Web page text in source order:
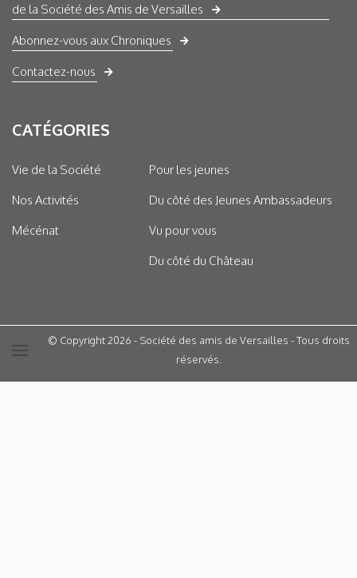
de la Société des Amis de Versailles
Abonnez-vous aux Chroniques
Contactez-nous
CATÉGORIES
Vie de la Société
Nos Activités
Mécénat
Pour les jeunes
Du côté des Jeunes Ambassadeurs
Vu pour vous
Du côté du Château
© Copyright 2026 - Société des amis de Versailles - Tous droits
réservés.